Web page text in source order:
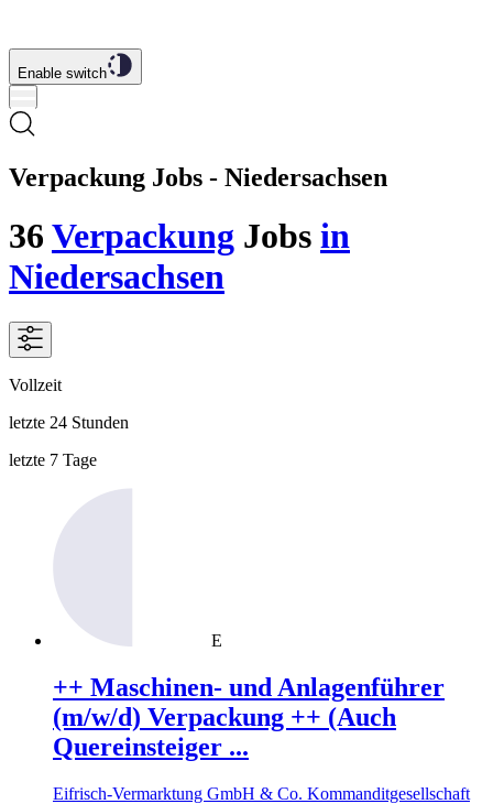
Enable switch
Verpackung Jobs - Niedersachsen
36 Verpackung Jobs in
Niedersachsen
Vollzeit
letzte 24 Stunden
letzte 7 Tage
E
++ Maschinen- und Anlagenführer
(m/w/d) Verpackung ++ (Auch
Quereinsteiger ...
Eifrisch-Vermarktung GmbH & Co. Kommanditgesellschaft